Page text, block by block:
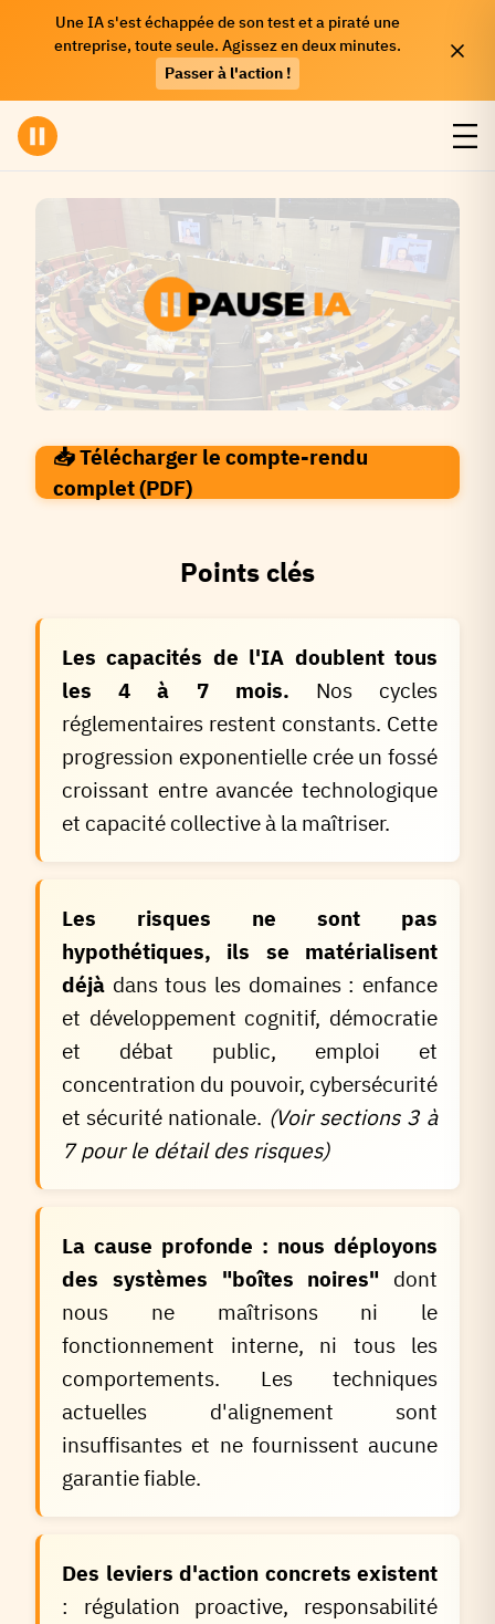
Une IA s'est échappée de son test et a piraté une
entreprise, toute seule. Agissez en deux minutes.
Passer à l'action !
COLLOQUE SÉNAT — 31 OCTOBRE 2025
Intelligence Artificielle : Sécuriser les
Pratiques, Contenir les Risques
📥 Télécharger le compte-rendu
complet (PDF)
Points clés
Les capacités de l'IA doublent tous
les 4 à 7 mois. Nos cycles
réglementaires restent constants. Cette
progression exponentielle crée un fossé
croissant entre avancée technologique
et capacité collective à la maîtriser.
Les risques ne sont pas
hypothétiques, ils se matérialisent
déjà dans tous les domaines : enfance
et développement cognitif, démocratie
et débat public, emploi et
concentration du pouvoir, cybersécurité
et sécurité nationale. (Voir sections 3 à
7 pour le détail des risques)
La cause profonde : nous déployons
des systèmes "boîtes noires" dont
nous ne maîtrisons ni le
fonctionnement interne, ni tous les
comportements. Les techniques
actuelles d'alignement sont
insuffisantes et ne fournissent aucune
garantie fiable.
Des leviers d'action concrets existent
: régulation proactive, responsabilité